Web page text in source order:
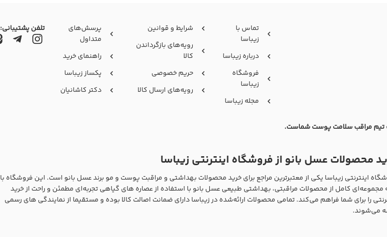
مراقب سلامت پوست شماست.
تماس با
زیباسا
درباره زیباسا
فروشگاه
زیباسا
مجله زیباسا
شرایط و قوانین
رویه‌های بازگرداندن
کالا
حریم خصوصی
رویه‌های ارسال کالا
پرسش‌های
متداول
راهنمای خرید
پکساز زیباسا
دکتر کاشانیان
تلفن پشتیبانی:
محصولات عسل بانو از فروشگاه اینترنتی زیباسا
اینترنتی زیباسا یکی از معتبرترین مراجع برای خرید محصولات بهداشتی و مراقبت پوست و مو برند عسل بانو است. این فروشگاه با
مجموعه‌ای کامل از محصولات مراقبتی، بهداشتی طبیعی عسل بانو با استفاده از عصاره های گیاهی تجربه‌ای مطمئن و راحت از خرید
را برای شما فراهم می‌کند. تمامی محصولات ارائه‌شده در زیباسا دارای ضمانت اصالت کالا بوده و مستقیما از نمایندگی های رسمی
می‌شوند.